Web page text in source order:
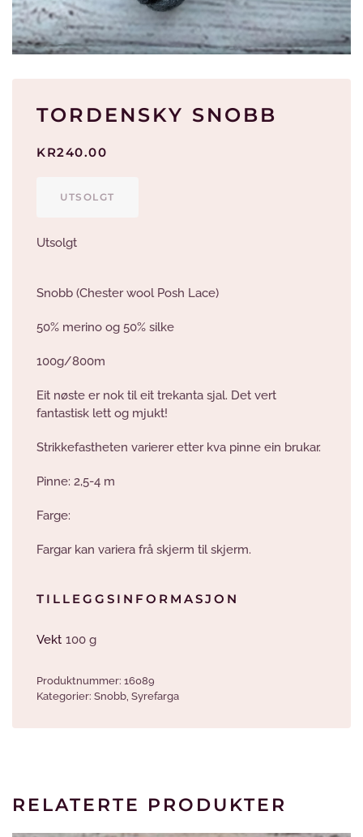
TORDENSKY SNOBB
KR240.00
UTSOLGT
Utsolgt
Snobb (Chester wool Posh Lace)
50% merino og 50% silke
100g/800m
Eit nøste er nok til eit trekanta sjal. Det vert
fantastisk lett og mjukt!
Strikkefastheten varierer etter kva pinne ein brukar.
Pinne: 2,5-4 m
Farge:
Fargar kan variera frå skjerm til skjerm.
TILLEGGSINFORMASJON
Vekt 100 g
Produktnummer: 16089
Kategorier: Snobb Syrefarga
RELATERTE PRODUKTER